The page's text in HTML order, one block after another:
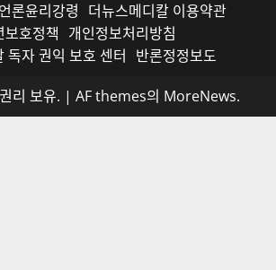
론윤리강령 더뉴스메디칼 이용약관
보호정책 개인정보처리방침
독자 권익 보호 센터 반론정정보도
리 보유. | AF themes의 MoreNews.